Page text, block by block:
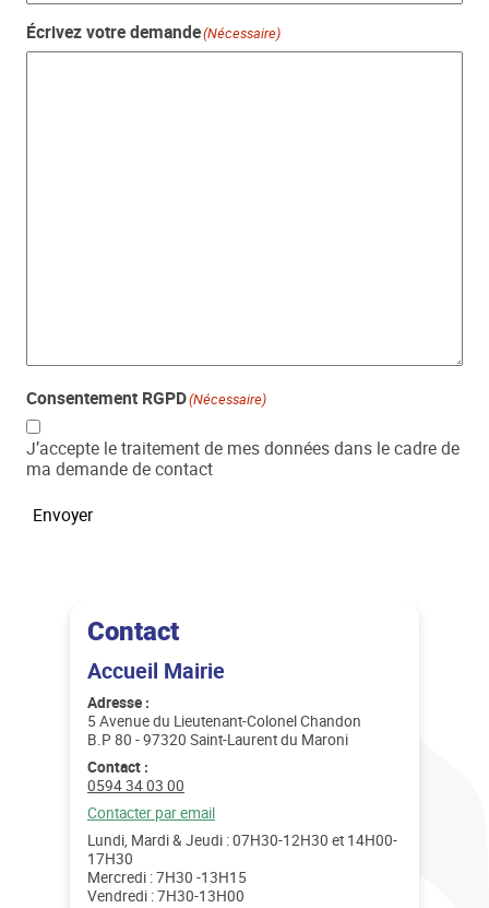
Écrivez votre demande(Nécessaire)
Consentement RGPD(Nécessaire)
J’accepte le traitement de mes données dans le cadre de
ma demande de contact
Envoyer
Contact
Accueil Mairie
Adresse :
5 Avenue du Lieutenant-Colonel Chandon
B.P 80 - 97320 Saint-Laurent du Maroni
Contact :
Téléphone :
0594 34 03 00
Email :
Contacter par email
Lundi, Mardi & Jeudi : 07H30-12H30 et 14H00-
17H30
Mercredi : 7H30 -13H15
Vendredi : 7H30-13H00